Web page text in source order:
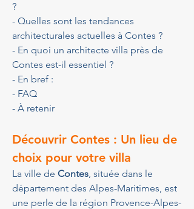
?
- Quelles sont les tendances
architecturales actuelles à Contes ?
- En quoi un architecte villa près de
Contes est-il essentiel ?
- En bref :
- FAQ
- À retenir
Découvrir Contes : Un lieu de
choix pour votre villa
La ville de Contes, située dans le
département des Alpes-Maritimes, est
une perle de la région Provence-Alpes-